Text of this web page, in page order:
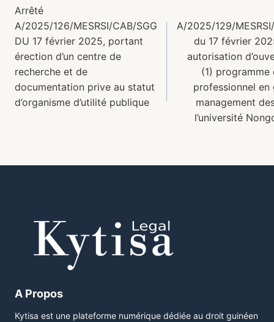
Arrêté
A/2025/126/MESRSI/CAB/SGG
DU 17 février 2025, portant
érection d’un centre de
recherche et de
documentation prive au statut
d’organisme d’utilité publique
A/2025/129/
du 17 février
autorisation
(1) programme
professionnel en
management
l’université
A Propos
Kytisa est une plateforme numérique dédiée au droit guinéen